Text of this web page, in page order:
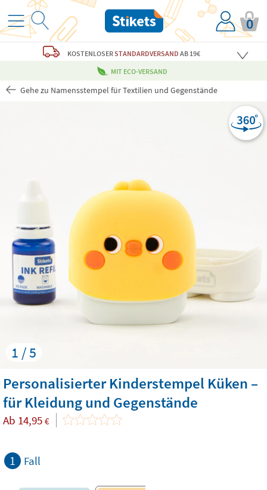
0
KOSTENLOSERSTANDARDVERSAND AB 19€
MIT ECO-VERSAND
Gehe zu Namensstempel für Textilien und Gegenstände
1 / 5
Personalisierter Kinderstempel Küken –
für Kleidung und Gegenstände
Ab 14,95 €
1 Fall